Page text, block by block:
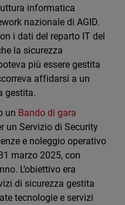
informatica
nazionale di AGID.
i dati del reparto IT del
la sicurezza
più essere gestita
affidarsi a un
gestita.
un Bando di gara
un Servizio di Security
e noleggio operativo
marzo 2025, con
L’obiettivo era
di sicurezza gestita
tecnologie e servizi